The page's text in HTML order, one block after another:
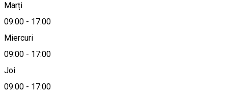
Marți
09:00 - 17:00
Miercuri
09:00 - 17:00
Joi
09:00 - 17:00
Hartă